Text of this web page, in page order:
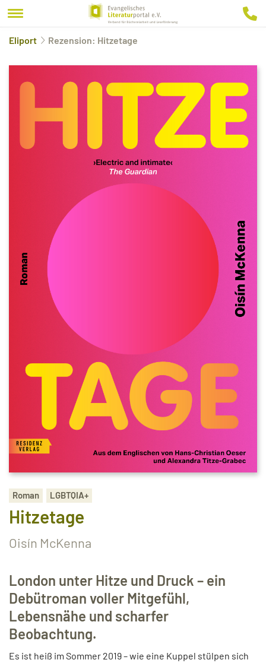
Eliport Rezension: Hitzetage
Roman LGBTQIA+
Hitzetage
Oisín McKenna
London unter Hitze und Druck – ein
Debütroman voller Mitgefühl,
Lebensnähe und scharfer
Beobachtung.
Es ist heiß im Sommer 2019 – wie eine Kuppel stülpen sich